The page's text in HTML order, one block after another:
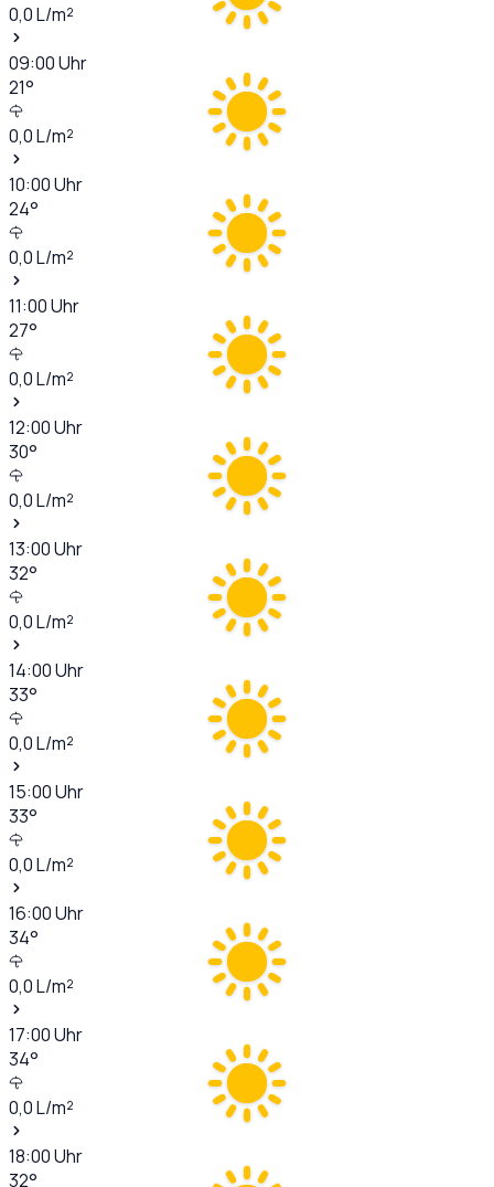
0,0L/m²
09:00Uhr
21°
0,0L/m²
10:00Uhr
24°
0,0L/m²
11:00Uhr
27°
0,0L/m²
12:00Uhr
30°
0,0L/m²
13:00Uhr
32°
0,0L/m²
14:00Uhr
33°
0,0L/m²
15:00Uhr
33°
0,0L/m²
16:00Uhr
34°
0,0L/m²
17:00Uhr
34°
0,0L/m²
18:00Uhr
32°